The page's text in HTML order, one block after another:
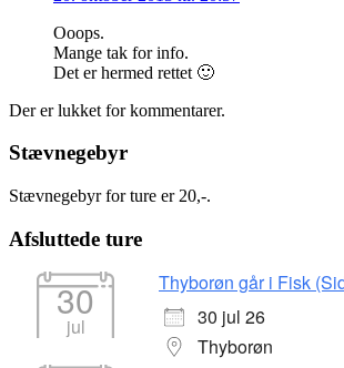
Ooops.
Mange tak for info.
Det er hermed rettet 🙂
Der er lukket for kommentarer.
Stævnegebyr
Stævnegebyr for ture er 20,-.
Afsluttede ture
30
jul
Thyborøn går i Fisk
30 jul 26
Thyborøn